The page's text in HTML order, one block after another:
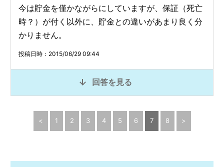
今は貯金を僅かながらにしていますが、保証（死亡
時？）が付く以外に、貯金との違いがあまり良く分
かりません。
投稿日時：2015/06/29 09:44
回答を見る
< 1 2 3 4 5 6 7 8 >